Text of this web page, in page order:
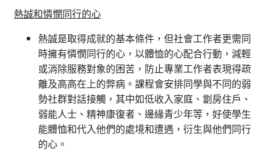
熱誠和憐憫同行的心
熱誠是取得成就的基本條件，但社會工作者更需同
時擁有憐憫同行的心，以體恤的心配合行動，減輕
或消除服務對象的困苦，防止專業工作者表現得疏
離及高高在上的弊病。課程會安排同學與不同的弱
勢社群對話接觸，其中如低收入家庭、劏房住戶、
弱能人士、精神康復者、邊緣青少年等，好使學生
能體恤和代入他們的處境和遭遇，衍生與他們同行
的心。